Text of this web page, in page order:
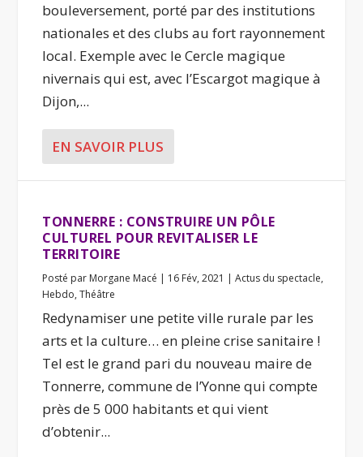
bouleversement, porté par des institutions
nationales et des clubs au fort rayonnement
local. Exemple avec le Cercle magique
nivernais qui est, avec l’Escargot magique à
Dijon,...
EN SAVOIR PLUS
TONNERRE : CONSTRUIRE UN PÔLE
CULTUREL POUR REVITALISER LE
TERRITOIRE
Posté par Morgane Macé | 16 Fév, 2021 |Actus du spectacle,
Hebdo,Théâtre
Redynamiser une petite ville rurale par les
arts et la culture… en pleine crise sanitaire !
Tel est le grand pari du nouveau maire de
Tonnerre, commune de l’Yonne qui compte
près de 5 000 habitants et qui vient
d’obtenir...